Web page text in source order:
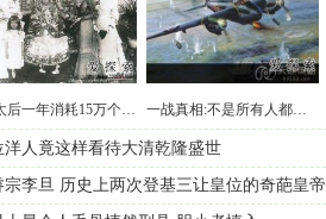
慈禧太后一年消耗15万个苹果 只为闻香 一战真相:不是所有人都憎恨一战
洋人竟这样看待大清乾隆盛世
宗李旦 历史上两次登基三让皇位的奇葩皇帝